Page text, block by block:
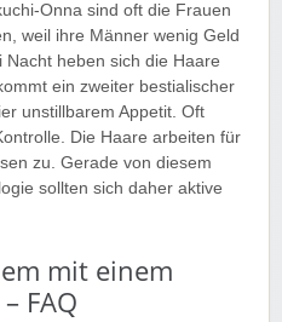
Onna sind oft die Frauen
weil ihre Männer wenig Geld
heben sich die Haare
ein zweiter bestialischer
unstillbarem Appetit. Oft
Die Haare arbeiten für
zu. Gerade von diesem
sollten sich daher aktive
mit einem
FAQ